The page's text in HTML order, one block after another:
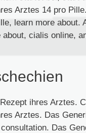
Arztes 14 pro
learn more about.
cialis online,
ihres Arztes.
Arztes. Das
Das